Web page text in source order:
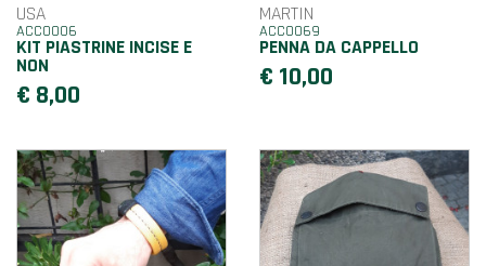
USA
ACC0006
KIT PIASTRINE INCISE E
NON
€ 8,00
MARTIN
ACC0069
PENNA DA CAPPELLO
€ 10,00